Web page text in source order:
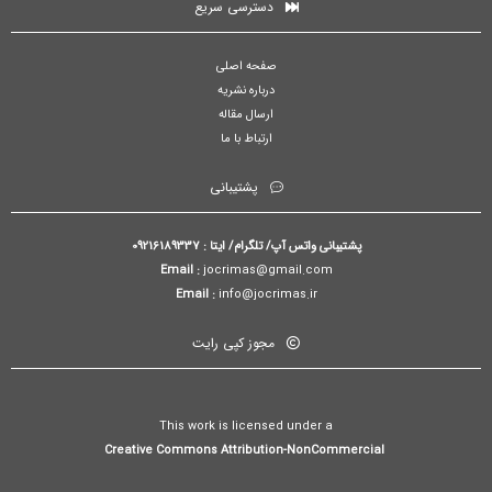
دسترسی سریع
صفحه اصلی
درباره نشریه
ارسال مقاله
ارتباط با ما
پشتیبانی
پشتیبانی واتس آپ/ تلگرام/ ایتا : 09216189337
Email :jocrimas@gmail.com
Email :info@jocrimas.ir
مجوز کپی رایت
This work is licensed under a